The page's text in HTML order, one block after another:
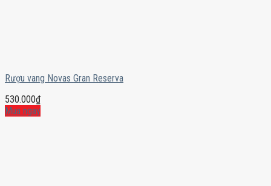
Rượu vang Novas Gran Reserva
530.000₫
Mua ngay